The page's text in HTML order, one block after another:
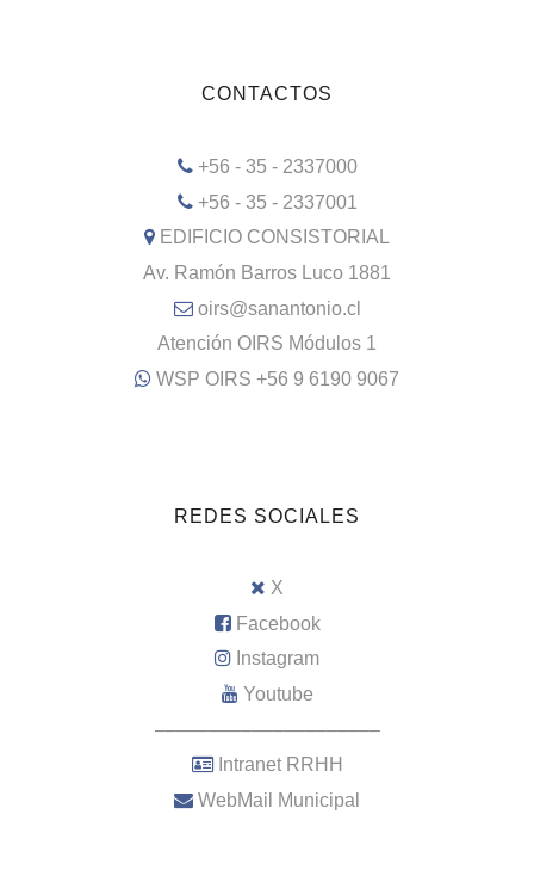
CONTACTOS
+56 - 35 - 2337000
+56 - 35 - 2337001
EDIFICIO CONSISTORIAL
Av. Ramón Barros Luco 1881
oirs@sanantonio.cl
Atención OIRS Módulos 1
WSP OIRS +56 9 6190 9067
REDES SOCIALES
X
Facebook
Instagram
Youtube
–––––––––––––––––––––
Intranet RRHH
WebMail Municipal